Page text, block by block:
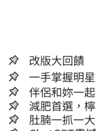
改版大回饋
伴侶和妳一
減肥首選，
人生
肚腩一抓一